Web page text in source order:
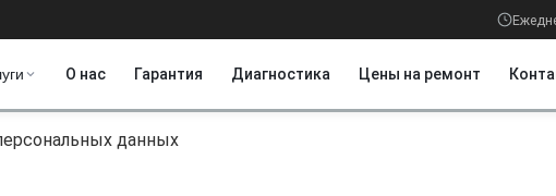
О нас Гарантия Диагностика Цены на ремонт
данных